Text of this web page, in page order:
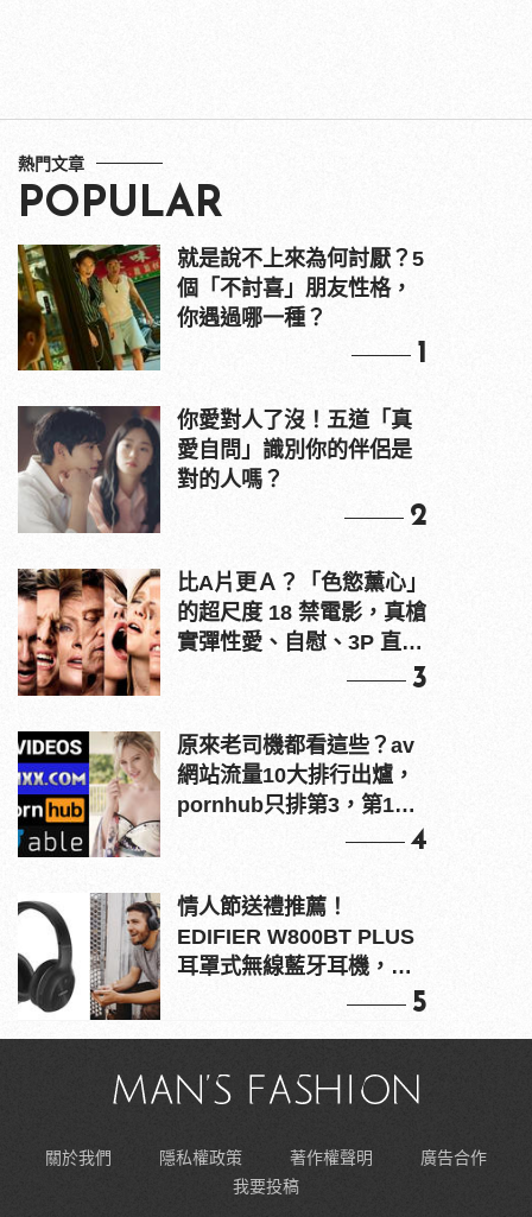
熱門文章
POPULAR
就是說不上來為何討厭？5
個「不討喜」朋友性格，
你遇過哪一種？
1
你愛對人了沒！五道「真
愛自問」識別你的伴侶是
對的人嗎？
2
比A片更Ａ？「色慾薰心」
的超尺度 18 禁電影，真槍
實彈性愛、自慰、3P 直接
3
原來老司機都看這些？av
網站流量10大排行出爐，
pornhub只排第3，第1名
4
情人節送禮推薦！
EDIFIER W800BT PLUS
耳罩式無線藍牙耳機，在
5
關於我們 隱私權政策 著作權聲明
廣告合作
我要投稿